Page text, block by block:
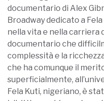
documentario di Alex
Broadway dedicato a
nella vita e nella carriera
documentario che
complessità e la
che ha comunque il
superficialmente,
Fela Kuti, nigeriano, è